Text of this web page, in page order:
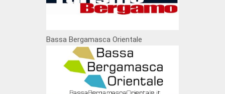
Bassa Bergamasca Orientale